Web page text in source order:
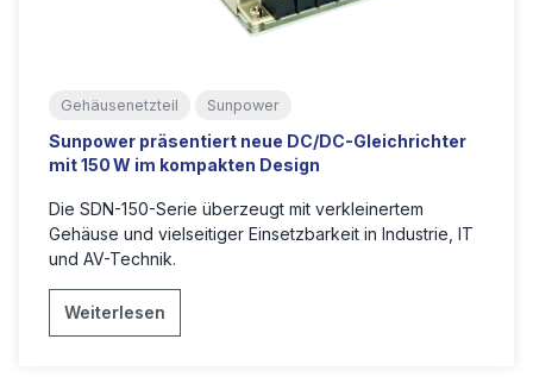
Gehäusenetzteil Sunpower
Sunpower präsentiert neue DC/DC-Gleichrichter
mit 150 W im kompakten Design
Die SDN-150-Serie überzeugt mit verkleinertem
Gehäuse und vielseitiger Einsetzbarkeit in Industrie, IT
und AV-Technik.
Weiterlesen